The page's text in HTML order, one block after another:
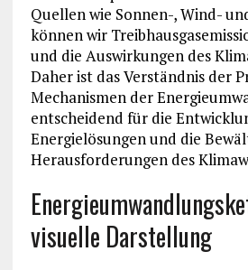
Quellen wie Sonnen-, Wind-
können wir
und die Auswirkungen des
Daher ist das Verständnis der
Mechanismen der
entscheidend für die
Energielösungen und die
Herausforderungen des
visuelle Darstellung